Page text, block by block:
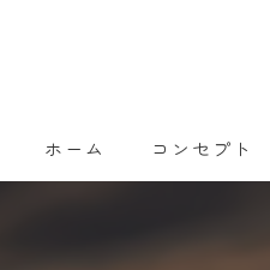
ホーム コンセプト